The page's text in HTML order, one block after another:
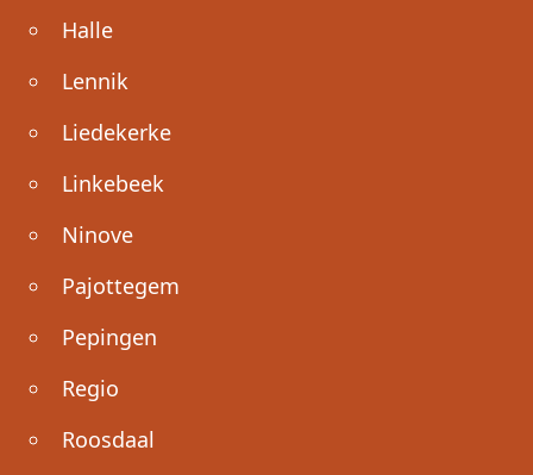
Halle
Lennik
Liedekerke
Linkebeek
Ninove
Pajottegem
Pepingen
Regio
Roosdaal